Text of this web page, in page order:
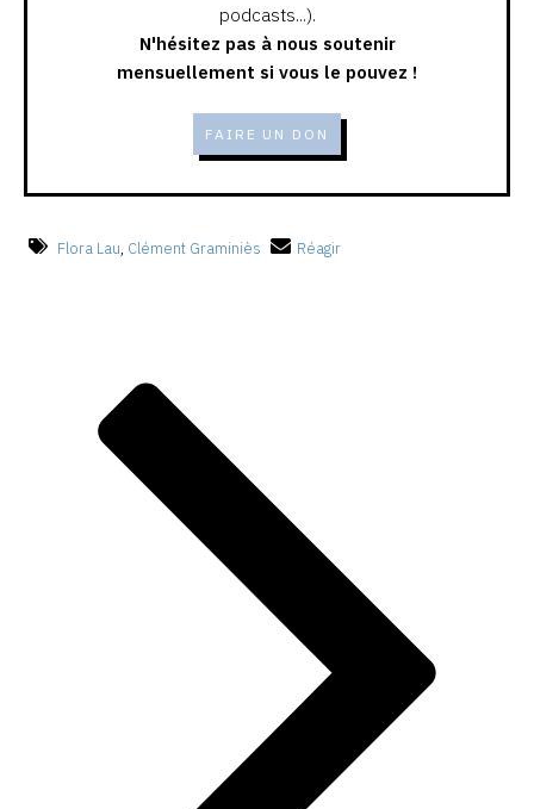
podcasts...).
N'hésitez pas à nous soutenir
mensuellement si vous le pouvez !
FAIRE UN DON
Flora Lau, Clément Graminiès Réagir